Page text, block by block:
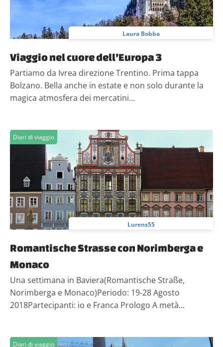
Laura Bobba
Viaggio nel cuore dell’Europa 3
Partiamo da Ivrea direzione Trentino. Prima tappa
Bolzano. Bella anche in estate e non solo durante la
magica atmosfera dei mercatini...
Diari di viaggio
Lurens55
Romantische Strasse con Norimberga e
Monaco
Una settimana in Baviera(Romantische Straße,
Norimberga e Monaco)Periodo: 19-28 Agosto
2018Partecipanti: io e Franca Prologo A metà...
Diari di viaggio